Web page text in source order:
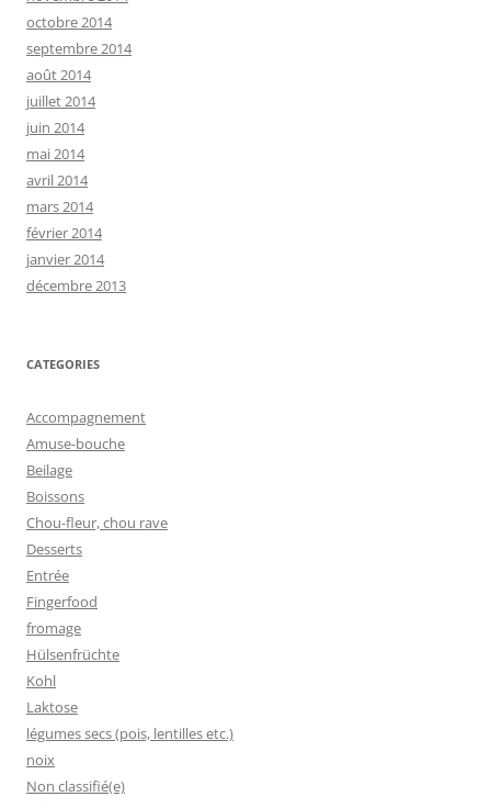
octobre 2014
septembre 2014
août 2014
juillet 2014
juin 2014
mai 2014
avril 2014
mars 2014
février 2014
janvier 2014
décembre 2013
CATEGORIES
Accompagnement
Amuse-bouche
Beilage
Boissons
Chou-fleur, chou rave
Desserts
Entrée
Fingerfood
fromage
Hülsenfrüchte
Kohl
Laktose
légumes secs (pois, lentilles etc.)
noix
Non classifié(e)